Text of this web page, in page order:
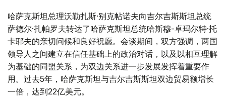
哈萨克斯坦总理沃勒扎斯·别克帖诺夫向吉尔吉斯斯坦总统
萨德尔·扎帕罗夫转达了哈萨克斯坦总统哈斯穆-卓玛尔特·托
卡耶夫的亲切问候和良好祝愿。会谈期间，双方强调，两国
领导人之间建立在信任基础上的政治对话，以及以相互理解
为基础的同盟关系，为双边关系进一步发展发挥着重要作
用。过去5年，哈萨克斯坦与吉尔吉斯斯坦双边贸易额增长
一倍，达到22亿美元。